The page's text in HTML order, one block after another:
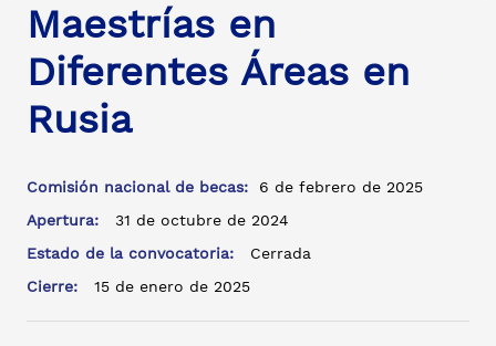
Maestrías en
Diferentes Áreas en
Rusia
Comisión nacional de becas: 6 de febrero de 2025
Apertura:
31 de octubre de 2024
Estado de la convocatoria:
Cerrada
Cierre:
15 de enero de 2025